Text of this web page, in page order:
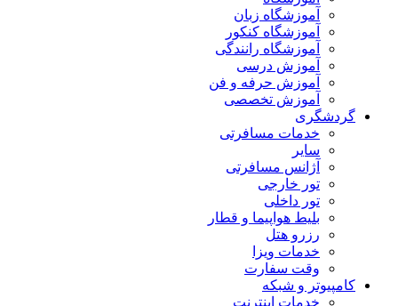
آموزشگاه زبان
آموزشگاه کنکور
آموزشگاه رانندگی
آموزش درسی
آموزش حرفه و فن
آموزش تخصصی
گردشگری
خدمات مسافرتی
سایر
آژانس مسافرتی
تور خارجی
تور داخلی
بلیط هواپیما و قطار
رزرو هتل
خدمات ویزا
وقت سفارت
کامپیوتر و شبکه
خدمات اینترنت